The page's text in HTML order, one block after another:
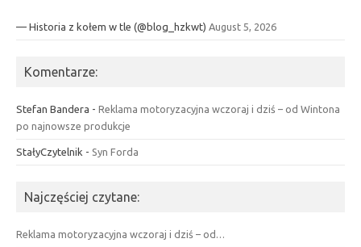
— Historia z kołem w tle (@blog_hzkwt) August 5, 2026
Komentarze:
Stefan Bandera - Reklama motoryzacyjna wczoraj i dziś – od Wintona
po najnowsze produkcje
StałyCzytelnik - Syn Forda
Najczęściej czytane:
Reklama motoryzacyjna wczoraj i dziś – od…